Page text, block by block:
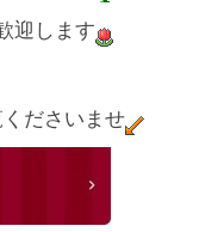
迎します
ださいませ